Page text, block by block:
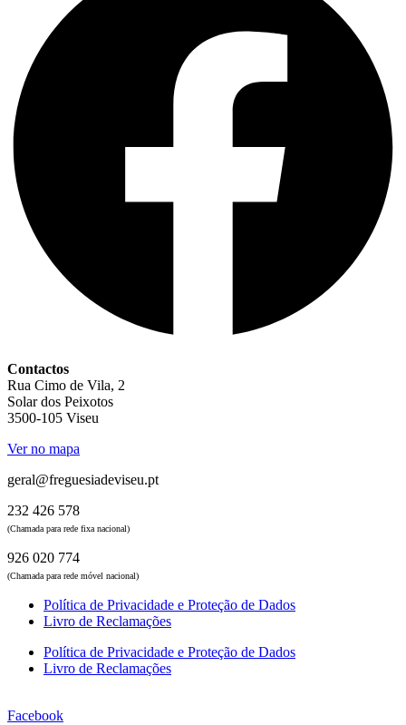
Contactos
Rua Cimo de Vila, 2
Solar dos Peixotos
3500-105 Viseu
Ver no mapa
geral@freguesiadeviseu.pt
232 426 578
(Chamada para rede fixa nacional)
926 020 774
(Chamada para rede móvel nacional)
Política de Privacidade e Proteção de Dados
Livro de Reclamações
Política de Privacidade e Proteção de Dados
Livro de Reclamações
Facebook